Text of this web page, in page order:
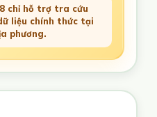
chỉ hỗ trợ tra cứu
liệu chính thức tại
phương.